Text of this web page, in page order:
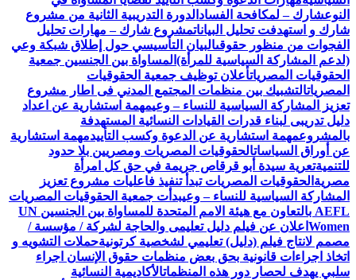
النوعشارك – لمكافحة الفساد الدورة التدريبية الثانية من مشروع
شارك و استهدفت تحليل البياناتمشروع شارك – مهارات تحليل
الفجوات من منظور حقوقىالبيان التأسيسي حول إطلاق شبكة وعي
(لدعم المشاركة السياسية للمرأة) المساواة بين الجنسين جمعية
الحقوقيات المصرياتأعلان توظيف جمعية الحقوقيات
المصرياتالتشبيك بين منظمات المجتمع المدني فى اطار مشروع
تعزيز المشاركة السياسية للنساء – وعيمهمة استشارية عن اعداد
دليل تدريبى لبناء قدرات القيادات النسائية المستهدفة
بالمشروعمهمة استشارية عن الدعوة وكسب التأييدمهمة استشارية
عن أوراق السياساتالحقوقيات المصريات ومصريين بلا حدود
للتنميةتعرية سيدة أبو قرقاص جريمة في حق كل امرأة
مصرية الحقوقيات المصريات تبدأ تنفيذ فاعليات مشروع تعزيز
المشاركة السياسية للنساء – وعيبدأت جمعية الحقوقيات المصريات
AEFL بالتعاون مع هيئة الامم المتحدة للمساواة بين الجنسين UN
Women اعلان عن فيلم دليل تعليمى والحاجة لشركة / مؤسسة /
مصمم لانتاج فيلم (دليل) تعليمي لشخصية كرتونيةحملات التشويه و
اتخاذ اجراءات قانونية بحق بعض منظمات حقوق الإنسان اجراء
سلبي يهدف لحصار دور هذه المنظماتالأكاديمية النسائية